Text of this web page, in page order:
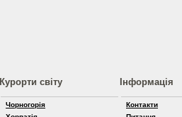
Курорти світу
Чорногорія
Інформація
Контакти